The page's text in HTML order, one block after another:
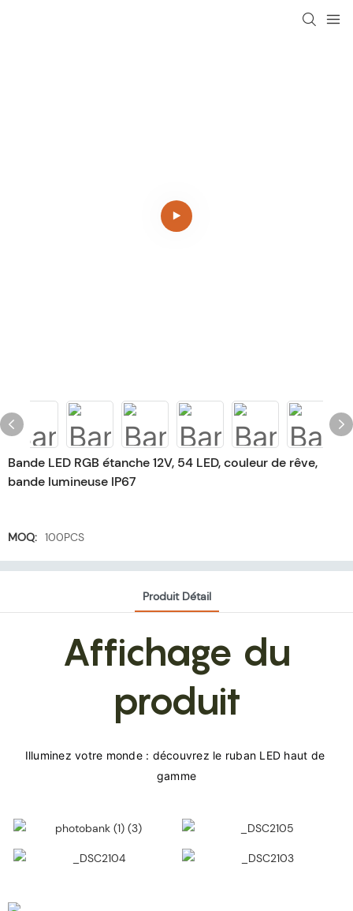
Bande LED RGB étanche 12V, 54 LED, couleur de rêve,
bande lumineuse IP67
MOQ: 100PCS
Produit Détail
Affichage du
produit
Illuminez votre monde : découvrez le ruban LED haut de